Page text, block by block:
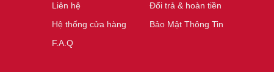
Liên hệ
Hệ thống cửa hàng
F.A.Q
Đổi trả & hoàn tiền
Bảo Mật Thông Tin